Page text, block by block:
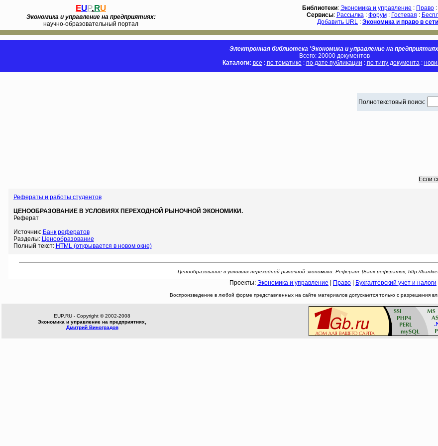
EUP.RU
Экономика и управление на предприятиях:
научно-образовательный портал
Библиотеки: Экономика и управление : Право :
Сервисы: Рассылка: Форум: Гостевая :
Добавить URL : Экономика и право в сети
Электронная библиотека 'Экономика и управление на
Всего: 20000 документов
Каталоги: все : по тематике : по дате публикации : по типу документа:
Полнотекстовый поиск:
Если
Рефераты и работы студентов
ЦЕНООБРАЗОВАНИЕ В УСЛОВИЯХ ПЕРЕХОДНОЙ РЫНОЧНОЙ ЭКОНОМИКИ.
Реферат
Источник: Банк рефератов
Разделы: Ценообразование
Полный текст: HTML (открывается в новом окне)
Ценообразование в условиях переходной рыночной экономики. Реферат: [Банк рефератов, http://
Проекты: Экономика и управление Право Бухгалтерский учет и налоги
Воспроизведение в любой форме представленных на сайте материалов допускается только с разрешения
EUP.RU - Copyright © 2002-2008
Экономика и управление на предприятиях,
Дмитрий Виноградов